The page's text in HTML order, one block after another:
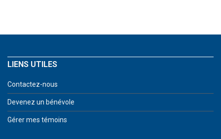
LIENS UTILES
Contactez-nous
Devenez un bénévole
Gérer mes témoins